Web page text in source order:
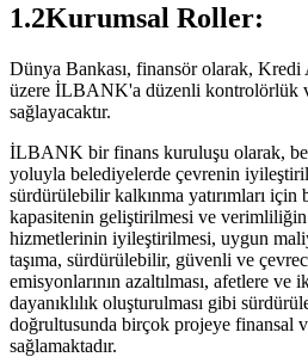
1.2Kurumsal Roller:
Dünya Bankası, finansör olarak, Kredi
üzere İLBANK'a düzenli kontrolörlük
sağlayacaktır.
İLBANK bir finans kuruluşu olarak,
yoluyla belediyelerde çevrenin
sürdürülebilir kalkınma yatırımları
kapasitenin geliştirilmesi ve verimliliğin
hizmetlerinin iyileştirilmesi, uygun
taşıma, sürdürülebilir, güvenli ve
emisyonlarının azaltılması, afetlere ve
dayanıklılık oluşturulması gibi
doğrultusunda birçok projeye finansal
sağlamaktadır.